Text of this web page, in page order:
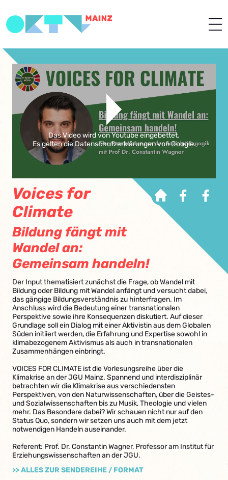
Das Video wird von Youtube eingebettet.
Es gelten dieDatenschutzerklärungen von Google.
Voices for
Climate
Bildung fängt mit
Wandel an:
Gemeinsam handeln!
Der Input thematisiert zunächst die Frage, ob Wandel mit
Bildung oder Bildung mit Wandel anfängt und versucht dabei,
das gängige Bildungsverständnis zu hinterfragen. Im
Anschluss wird die Bedeutung einer transnationalen
Perspektive sowie ihre Konsequenzen diskutiert. Auf dieser
Grundlage soll ein Dialog mit einer Aktivistin aus dem Globalen
Süden initiiert werden, die Erfahrung und Expertise sowohl in
klimabezogenem Aktivismus als auch in transnationalen
Zusammenhängen einbringt.
VOICES FOR CLIMATE ist die Vorlesungsreihe über die
Klimakrise an der JGU Mainz. Spannend und interdisziplinär
betrachten wir die Klimakrise aus verschiedensten
Perspektiven, von den Naturwissenschaften, über die Geistes-
und Sozialwissenschaften bis zu Musik, Theologie und vielen
mehr. Das Besondere dabei? Wir schauen nicht nur auf den
Status Quo, sondern wir setzen uns auch mit dem jetzt
notwendigen Handeln auseinander.
Referent: Prof. Dr. Constantin Wagner, Professor am Institut für
Erziehungswissenschaften an der JGU.
>> ALLES ZUR SENDEREIHE / FORMAT